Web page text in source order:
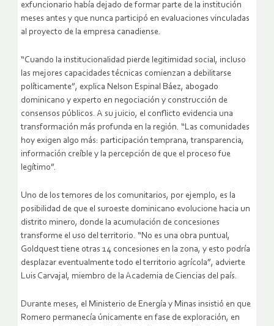
exfuncionario había dejado de formar parte de la institución
meses antes y que nunca participó en evaluaciones vinculadas
al proyecto de la empresa canadiense.
“Cuando la institucionalidad pierde legitimidad social, incluso
las mejores capacidades técnicas comienzan a debilitarse
políticamente”, explica Nelson Espinal Báez, abogado
dominicano y experto en negociación y construcción de
consensos públicos. A su juicio, el conflicto evidencia una
transformación más profunda en la región. “Las comunidades
hoy exigen algo más: participación temprana, transparencia,
información creíble y la percepción de que el proceso fue
legítimo”.
Uno de los temores de los comunitarios, por ejemplo, es la
posibilidad de que el suroeste dominicano evolucione hacia un
distrito minero, donde la acumulación de concesiones
transforme el uso del territorio. “No es una obra puntual,
Goldquest tiene otras 14 concesiones en la zona, y esto podría
desplazar eventualmente todo el territorio agrícola”, advierte
Luis Carvajal, miembro de la Academia de Ciencias del país.
Durante meses, el Ministerio de Energía y Minas insistió en que
Romero permanecía únicamente en fase de exploración, en